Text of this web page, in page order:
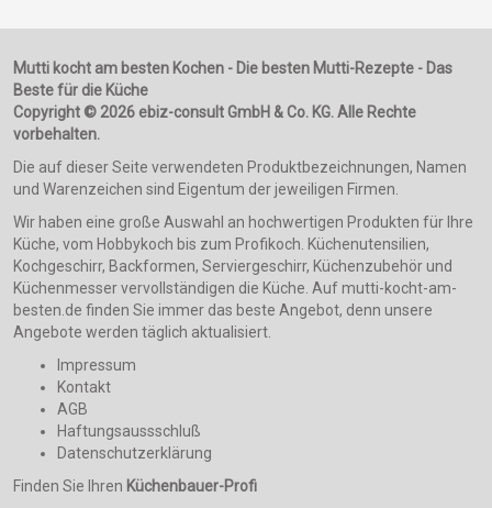
Mutti kocht am besten Kochen - Die besten Mutti-Rezepte - Das
Beste für die Küche
Copyright © 2026 ebiz-consult GmbH & Co. KG. Alle Rechte
vorbehalten.
Die auf dieser Seite verwendeten Produktbezeichnungen, Namen
und Warenzeichen sind Eigentum der jeweiligen Firmen.
Wir haben eine große Auswahl an hochwertigen Produkten für Ihre
Küche, vom Hobbykoch bis zum Profikoch. Küchenutensilien,
Kochgeschirr, Backformen, Serviergeschirr, Küchenzubehör und
Küchenmesser vervollständigen die Küche. Auf mutti-kocht-am-
besten.de finden Sie immer das beste Angebot, denn unsere
Angebote werden täglich aktualisiert.
Impressum
Kontakt
AGB
Haftungsaussschluß
Datenschutzerklärung
Finden Sie Ihren Küchenbauer-Profi